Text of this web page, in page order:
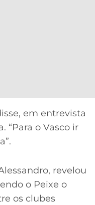
em entrevista
“Para o Vasco ir
revelou
o Peixe o
os clubes